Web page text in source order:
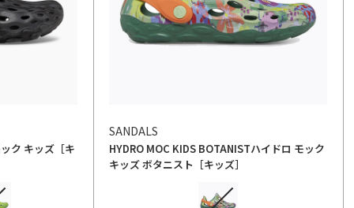
ク キッズ［キ
SANDALS
HYDRO MOC KIDS BOTANISTハイドロ モック
キッズ ボタニスト［キッズ］